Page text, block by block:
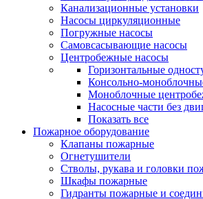
Канализационные установки
Насосы циркуляционные
Погружные насосы
Самовсасывающие насосы
Центробежные насосы
Горизонтальные
Консольно-
Моноблочные
Насосные части без
Показать все
Пожарное оборудование
Клапаны пожарные
Огнетушители
Стволы, рукава и головки
Шкафы пожарные
Гидранты пожарные и